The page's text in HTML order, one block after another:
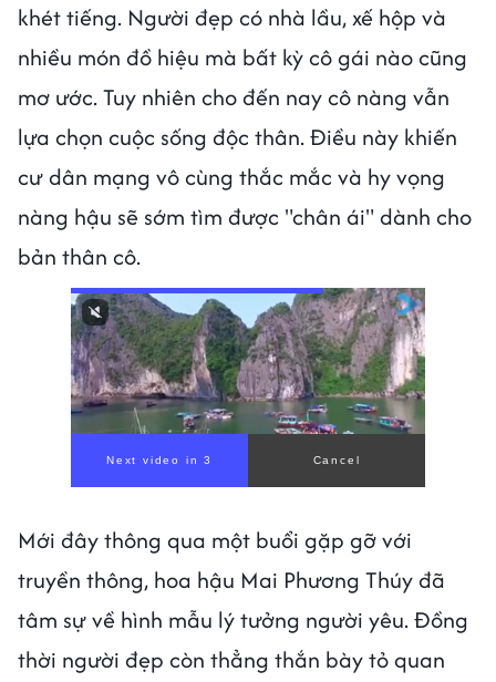
khét tiếng. Người đẹp có nhà lầu, xế hộp và
nhiều món đồ hiệu mà bất kỳ cô gái nào cũng
mơ ước. Tuy nhiên cho đến nay cô nàng vẫn
lựa chọn cuộc sống độc thân. Điều này khiến
cư dân mạng vô cùng thắc mắc và hy vọng
nàng hậu sẽ sớm tìm được "chân ái" dành cho
bản thân cô.
Next video in 0 Cancel
Mới đây thông qua một buổi gặp gỡ với
truyền thông, hoa hậu Mai Phương Thúy đã
tâm sự về hình mẫu lý tưởng người yêu. Đồng
thời người đẹp còn thẳng thắn bày tỏ quan